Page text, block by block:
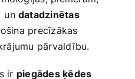
undatadzinētas
‌precīzākas
pārvaldību.
ir piegādes ķēdes